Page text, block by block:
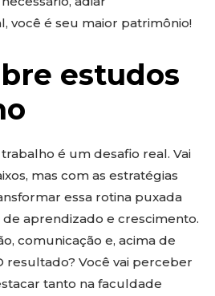
você é seu maior patrimônio!
estudos
é um desafio real. Vai
mas com as estratégias
essa rotina puxada
aprendizado e crescimento.
comunicação e, acima de
resultado? Você vai perceber
tanto na faculdade